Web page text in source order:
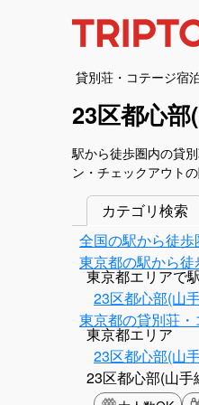
貸別荘・コテージ宿
23区都心
駅から徒歩圏内の貸
ン・チェックアウト
カテゴリ検索
全国の駅から徒
東京都の駅から
東京都エリアで
23区都心部(山
東京都の貸別荘
東京都エリア
23区都心部(山
23区都心部(山